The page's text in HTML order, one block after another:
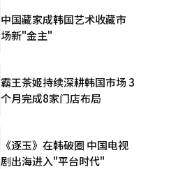
中国藏家成韩国艺术收藏市
场新"金主"
霸王茶姬持续深耕韩国市场 3
个月完成8家门店布局
《逐玉》在韩破圈 中国电视
剧出海进入"平台时代"